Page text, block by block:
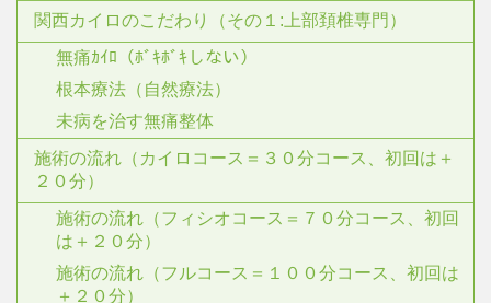
関西カイロのこだわり（その１:上部頚椎専門）
無痛ｶｲﾛ（ﾎﾞｷﾎﾞｷしない）
根本療法（自然療法）
未病を治す無痛整体
施術の流れ（カイロコース＝３０分コース、初回は＋
２０分）
施術の流れ（フィシオコース＝７０分コース、初回
は＋２０分）
施術の流れ（フルコース＝１００分コース、初回は
＋２０分）